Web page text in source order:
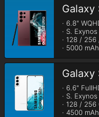
Galaxy
· 6.8"
· S.
· 128 /
· 5000 mAh
Galaxy
· 6.6"
· S.
· 128 / 256
· 4500 mAh